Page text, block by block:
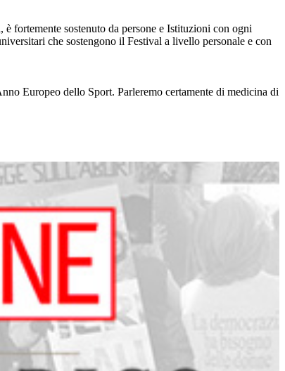
fortemente sostenuto da persone e Istituzioni con ogni
che sostengono il Festival a livello personale e con
Europeo dello Sport. Parleremo certamente di medicina di